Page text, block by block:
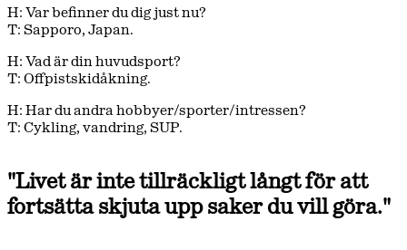
H: Var befinner du dig just nu?
T: Sapporo, Japan.
H: Vad är din huvudsport?
T: Offpistskidåkning.
H: Har du andra hobbyer/sporter/intressen?
T: Cykling, vandring, SUP.
"Livet är inte tillräckligt långt för att
fortsätta skjuta upp saker du vill göra."